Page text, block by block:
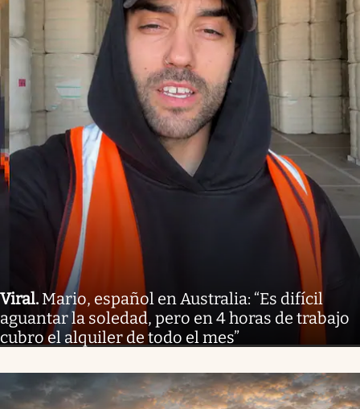
Viral. Mario, español en Australia: “Es difícil
aguantar la soledad, pero en 4 horas de trabajo
cubro el alquiler de todo el mes”